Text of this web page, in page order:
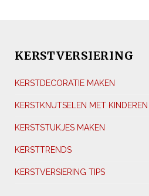
KERSTVERSIERING
KERSTDECORATIE MAKEN
KERSTKNUTSELEN MET KINDEREN
KERSTSTUKJES MAKEN
KERSTTRENDS
KERSTVERSIERING TIPS